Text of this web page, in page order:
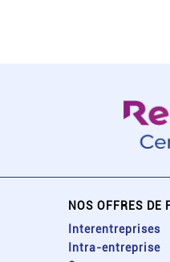
NOS OFFRES DE
Interentreprises
Intra-entreprise